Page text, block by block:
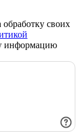
своих
информацию